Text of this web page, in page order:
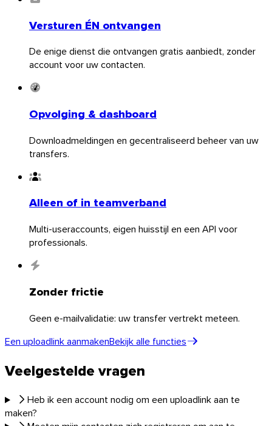
Extensies
Chrome & Gmail
Versturen ÉN ontvangen
De enige dienst die ontvangen gratis aanbiedt, zonder
account voor uw contacten.
Opvolging & dashboard
Downloadmeldingen en gecentraliseerd beheer van uw
transfers.
Alleen of in teamverband
Multi-useraccounts, eigen huisstijl en een API voor
professionals.
Zonder frictie
Geen e-mailvalidatie: uw transfer vertrekt meteen.
Een uploadlink aanmakenBekijk alle functies
Veelgestelde vragen
Heb ik een account nodig om een uploadlink aan te
maken?